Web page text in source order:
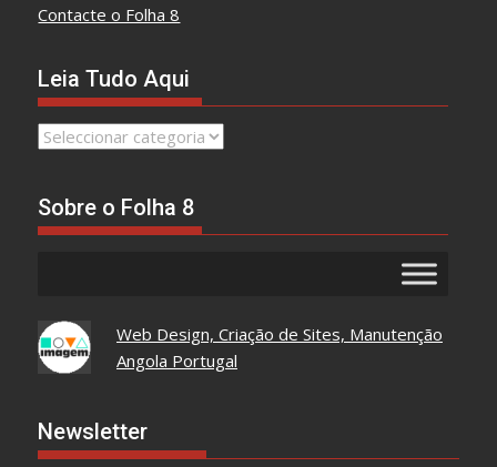
Contacte o Folha 8
Leia Tudo Aqui
Leia
Sobre o Folha 8
Web Design, Criação de Sites, Manutenção
Angola Portugal
Newsletter